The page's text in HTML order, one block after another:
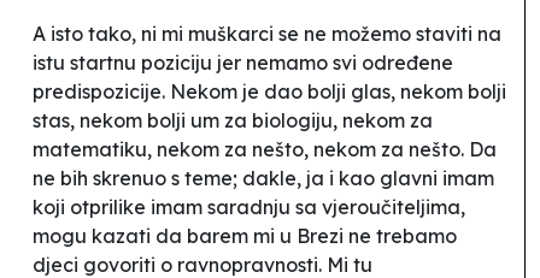
A isto tako, ni mi muškarci se ne možemo staviti na
istu startnu poziciju jer nemamo svi određene
predispozicije. Nekom je dao bolji glas, nekom bolji
stas, nekom bolji um za biologiju, nekom za
matematiku, nekom za nešto, nekom za nešto. Da
ne bih skrenuo s teme; dakle, ja i kao glavni imam
koji otprilike imam saradnju sa vjeroučiteljima,
mogu kazati da barem mi u Brezi ne trebamo
djeci govoriti o ravnopravnosti. Mi tu